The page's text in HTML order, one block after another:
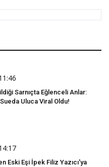
Sarnıçta Eğlenceli Anlar:
Uluca Viral Oldu!
Eski Eşi İpek Filiz Yazıcı'ya